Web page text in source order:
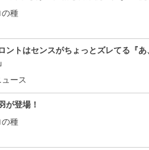
種
ントはセンスがちょっとズレてる『
ース
が登場！
種